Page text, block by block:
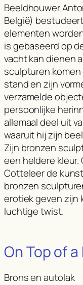
Beeldhouwer
België)
elementen
is gebaseerd op
vacht kan dienen
sculpturen
stand en zijn
verzamelde
persoonlijke
allemaal deel uit
waaruit hij zijn
Zijn bronzen
een heldere kleur.
Cotteleer de
bronzen
erotiek geven zijn
luchtige twist.
On Top of
Brons en autolak